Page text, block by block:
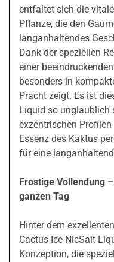
entfaltet sich die
Pflanze, die den
langanhaltendes
Dank der speziellen
einer
besonders in
Pracht zeigt. Es ist
Liquid so unglaublich
exzentrischen
Essenz des Kaktus
für eine
Frostige Vollendung
ganzen Tag
Hinter dem
Cactus Ice NicSalt
Konzeption, die